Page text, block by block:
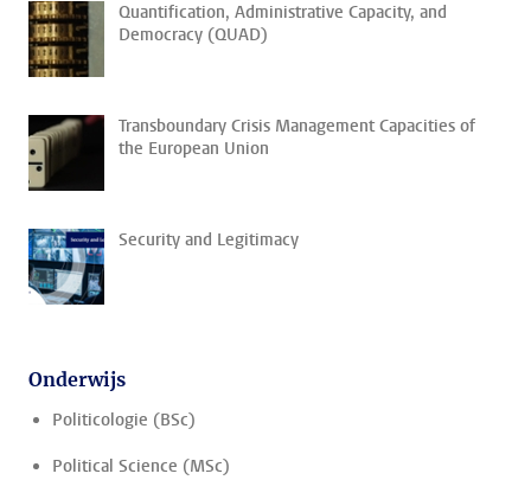
Quantification, Administrative Capacity, and
Democracy (QUAD)
Transboundary Crisis Management Capacities of
the European Union
Security and Legitimacy
Onderwijs
Politicologie (BSc)
Political Science (MSc)